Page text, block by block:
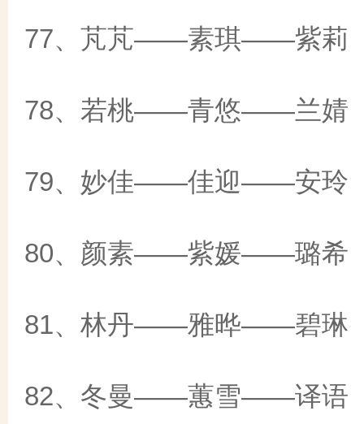
77、芃芃——素琪——紫莉
78、若桃——青悠——兰婧
79、妙佳——佳迎——安玲
80、颜素——紫媛——璐希
81、林丹——雅晔——碧琳
82、冬曼——蕙雪——译语